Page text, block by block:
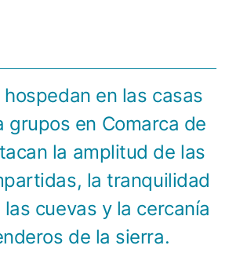
hospedan en las casas
grupos en Comarca de
la amplitud de las
la tranquilidad
cuevas y la cercanía
de la sierra.